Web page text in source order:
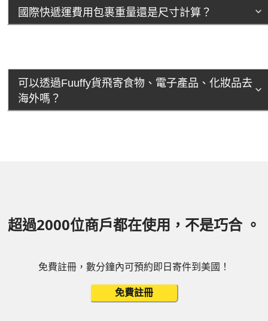
國際快遞運費用包裹重量還是尺寸計算？
可以透過Fuuffy貨飛寄食物、電子產品、化妝品去
海外嗎？
超過2000位商戶都在使用，不是巧合 。
免費註冊，數分鐘內可預約即日寄件到美國！
免費註冊